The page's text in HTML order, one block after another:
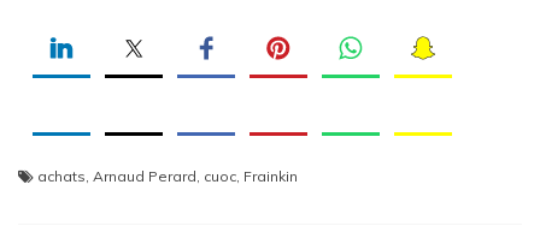
achats, Arnaud Perard, cuoc, Frainkin